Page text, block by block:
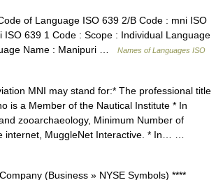
of Language ISO 639 2/B Code : mni ISO
ISO 639 1 Code : Scope : Individual Language
Name : Manipuri …
Names of Languages ISO
MNI may stand for:* The professional title
is a Member of the Nautical Institute * In
zooarchaeology, Minimum Number of
internet, MuggleNet Interactive. * In… …
(Business » NYSE Symbols) ****